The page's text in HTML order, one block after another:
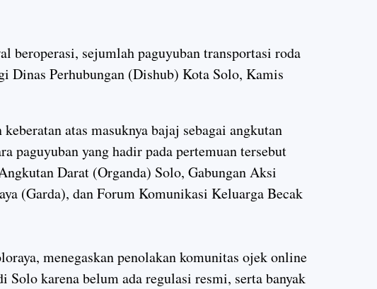
beroperasi, sejumlah paguyuban transportasi roda
Dinas Perhubungan (Dishub) Kota Solo, Kamis
atas masuknya bajaj sebagai angkutan
paguyuban yang hadir pada pertemuan tersebut
Darat (Organda) Solo, Gabungan Aksi
(Garda), dan Forum Komunikasi Keluarga Becak
menegaskan penolakan komunitas ojek online
Solo karena belum ada regulasi resmi, serta banyak